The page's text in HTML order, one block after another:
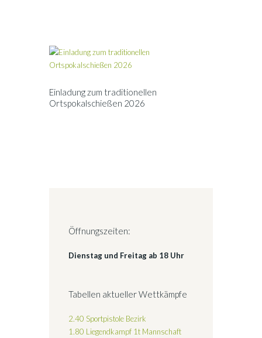
Einladung zum traditionellen
Ortspokalschießen 2026
Öffnungszeiten:
Dienstag und Freitag ab 18 Uhr
Tabellen aktueller Wettkämpfe
2.40 Sportpistole Bezirk
1.80 Liegendkampf 1t Mannschaft